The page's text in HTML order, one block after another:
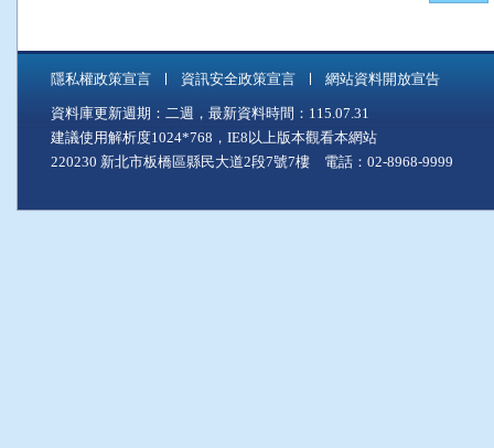
隱私權政策宣言 資訊安全政策宣言 網站資料開放宣告
資料庫更新週期：二週，最新資料時間：115.07.31
建議使用解析度1024*768，IE8以上版本觀看本網站
220230 新北市板橋區縣民大道2段7號7樓 電話：02-8968-9999